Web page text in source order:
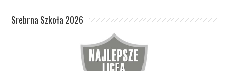
Srebrna Szkoła 2026